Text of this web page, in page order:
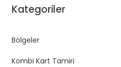
Kategoriler
Bölgeler
Kombi Kart Tamiri